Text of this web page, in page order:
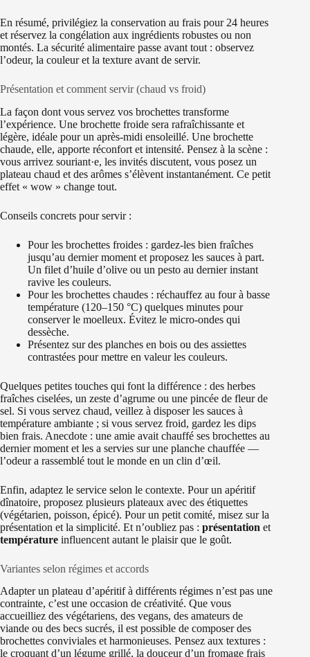
En résumé, privilégiez la conservation au frais pour 24 heures
et réservez la congélation aux ingrédients robustes ou non
montés. La sécurité alimentaire passe avant tout : observez
l’odeur, la couleur et la texture avant de servir.
Présentation et comment servir (chaud vs froid)
La façon dont vous servez vos brochettes transforme
l’expérience. Une brochette froide sera rafraîchissante et
légère, idéale pour un après-midi ensoleillé. Une brochette
chaude, elle, apporte réconfort et intensité. Pensez à la scène :
vous arrivez souriant·e, les invités discutent, vous posez un
plateau chaud et des arômes s’élèvent instantanément. Ce petit
effet « wow » change tout.
Conseils concrets pour servir :
Pour les brochettes froides : gardez-les bien fraîches
jusqu’au dernier moment et proposez les sauces à part.
Un filet d’huile d’olive ou un pesto au dernier instant
ravive les couleurs.
Pour les brochettes chaudes : réchauffez au four à basse
température (120–150 °C) quelques minutes pour
conserver le moelleux. Évitez le micro-ondes qui
dessèche.
Présentez sur des planches en bois ou des assiettes
contrastées pour mettre en valeur les couleurs.
Quelques petites touches qui font la différence : des herbes
fraîches ciselées, un zeste d’agrume ou une pincée de fleur de
sel. Si vous servez chaud, veillez à disposer les sauces à
température ambiante ; si vous servez froid, gardez les dips
bien frais. Anecdote : une amie avait chauffé ses brochettes au
dernier moment et les a servies sur une planche chauffée —
l’odeur a rassemblé tout le monde en un clin d’œil.
Enfin, adaptez le service selon le contexte. Pour un apéritif
dînatoire, proposez plusieurs plateaux avec des étiquettes
(végétarien, poisson, épicé). Pour un petit comité, misez sur la
présentation et la simplicité. Et n’oubliez pas : présentation et
température influencent autant le plaisir que le goût.
Variantes selon régimes et accords
Adapter un plateau d’apéritif à différents régimes n’est pas une
contrainte, c’est une occasion de créativité. Que vous
accueilliez des végétariens, des vegans, des amateurs de
viande ou des becs sucrés, il est possible de composer des
brochettes conviviales et harmonieuses. Pensez aux textures :
le croquant d’un légume grillé, la douceur d’un fromage frais